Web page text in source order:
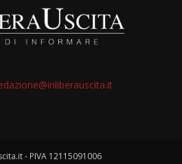
- PIVA 12115091006